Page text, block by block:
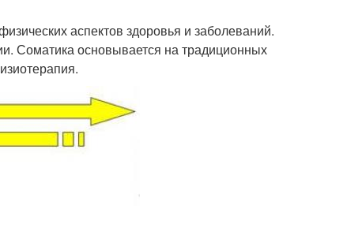
аспектов здоровья и заболеваний.
Соматика основывается на традиционных